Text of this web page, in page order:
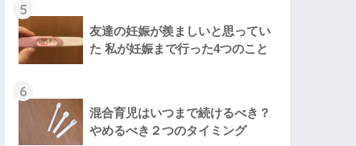
5
友達の妊娠が羨ましいと思ってい
た 私が妊娠まで行った4つのこと
6
混合育児はいつまで続けるべき？
やめるべき２つのタイミング